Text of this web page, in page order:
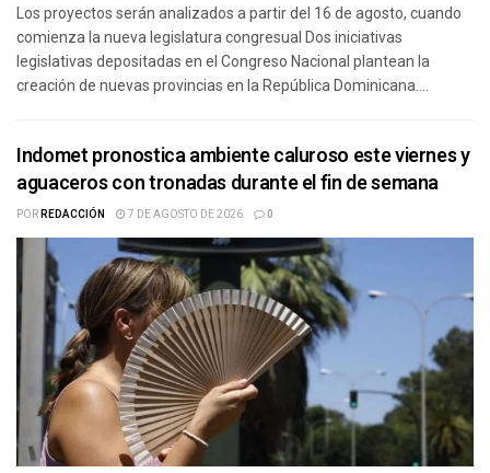
Los proyectos serán analizados a partir del 16 de agosto, cuando
comienza la nueva legislatura congresual Dos iniciativas
legislativas depositadas en el Congreso Nacional plantean la
creación de nuevas provincias en la República Dominicana....
Indomet pronostica ambiente caluroso este viernes y
aguaceros con tronadas durante el fin de semana
PORREDACCIÓN 7 DE AGOSTO DE 2026 0